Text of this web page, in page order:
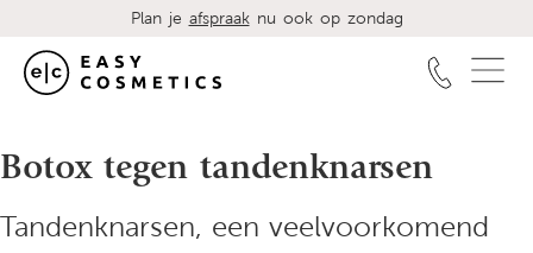
Plan je afspraaknu ook op zondag
Botox tegen tandenknarsen
Tandenknarsen, een veelvoorkomend